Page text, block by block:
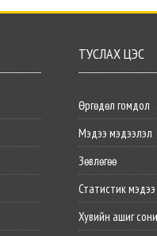
ТУСЛАХ ЦЭС
Өргөдөл гомдол
Мэдээ мэдээлэл
Зөвлөгөө
Статистик мэдээ
Хувийн ашиг